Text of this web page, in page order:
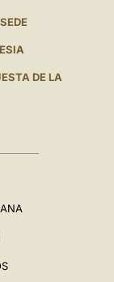
DE LA